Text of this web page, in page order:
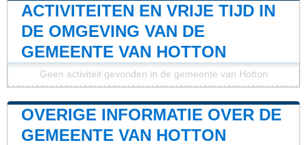
ACTIVITEITEN EN VRIJE TIJD IN
DE OMGEVING VAN DE
GEMEENTE VAN HOTTON
Geen activiteit gevonden in de gemeente van Hotton
OVERIGE INFORMATIE OVER DE
GEMEENTE VAN HOTTON